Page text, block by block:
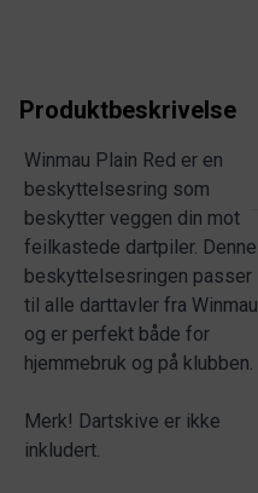
Produktbeskrivelse
Winmau Plain Red er en
beskyttelsesring som
beskytter veggen din mot
feilkastede dartpiler. Denne
beskyttelsesringen passer
til alle darttavler fra Winmau
og er perfekt både for
hjemmebruk og på klubben.
Merk! Dartskive er ikke
inkludert.